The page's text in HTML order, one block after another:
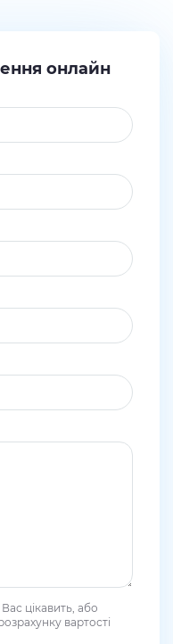
онлайн
цікавить, або
вартості